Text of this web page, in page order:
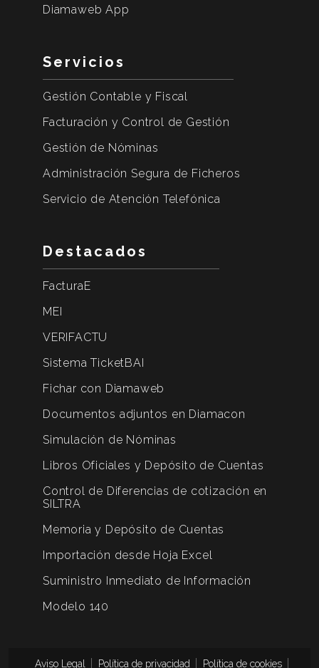
Diamaweb App
Servicios
Gestión Contable y Fiscal
Facturación y Control de Gestión
Gestión de Nóminas
Administración Segura de Ficheros
Servicio de Atención Telefónica
Destacados
FacturaE
MEI
VERIFACTU
Sistema TicketBAI
Fichar con Diamaweb
Documentos adjuntos en Diamacon
Simulación de Nóminas
Libros Oficiales y Depósito de Cuentas
Control de Diferencias de cotización en
SILTRA
Memoria y Depósito de Cuentas
Importación desde Hoja Excel
Suministro Inmediato de Información
Modelo 140
Aviso Legal Política de privacidad Política de cookies